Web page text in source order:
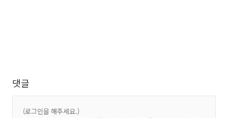
댓글